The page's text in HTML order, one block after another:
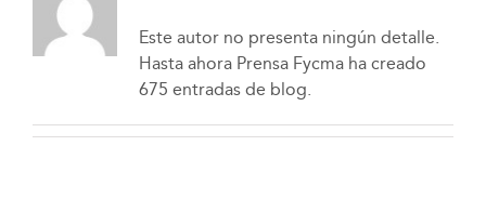
Este autor no presenta ningún detalle.
Hasta ahora Prensa Fycma ha creado
675 entradas de blog.